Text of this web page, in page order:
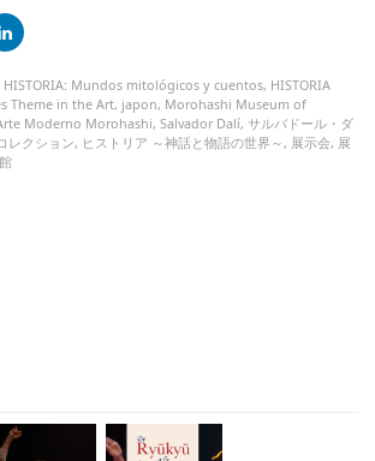
HISTORIA: Mundos mitológicos y cuentos, HISTORIA
Theme in the Art, japon, Morohashi Museum of
Moderno Morohashi,Salvador Dalí, サルバドール・ダ
レクション, ヒストリア ～神話と物語の世界～, 展示会, 展